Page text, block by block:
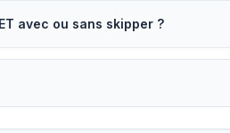
avec ou sans skipper ?